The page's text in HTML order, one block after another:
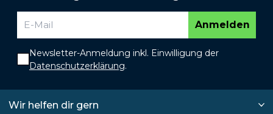
Anmelden
Newsletter-Anmeldung inkl. Einwilligung der
Datenschutzerklärung.
Wir helfen dir gern